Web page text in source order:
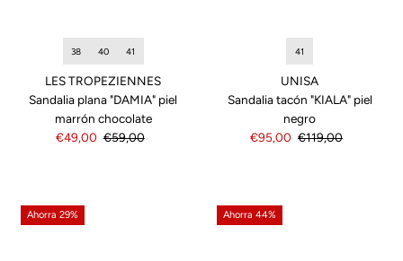
38 40 41
LES TROPEZIENNES
Sandalia plana "DAMIA" piel
marrón chocolate
Precio
€49,00 Precio
€59,00
41
UNISA
Sandalia tacón "KIALA" piel
negro
Precio
€95,00 Precio
€119,00
Ahorra 29% Ahorra 44%